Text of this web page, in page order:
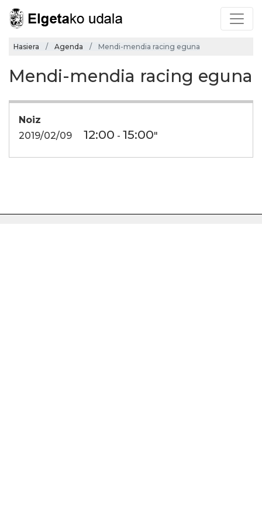
Hasiera Agenda Mendi-mendia racing eguna
Mendi-mendia racing eguna
Noiz
2019/02/09
12:00 - 15:00"